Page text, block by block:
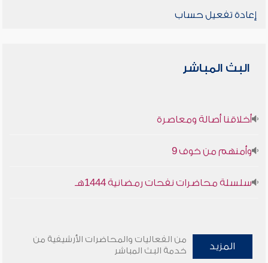
إعادة تفعيل حساب
البث المباشر
أخلاقنا أصالة ومعاصرة
وأمنهم من خوف 9
سلسلة محاضرات نفحات رمضانية 1444هـ
المزيد
من الفعاليات والمحاضرات الأرشيفية من
خدمة البث المباشر